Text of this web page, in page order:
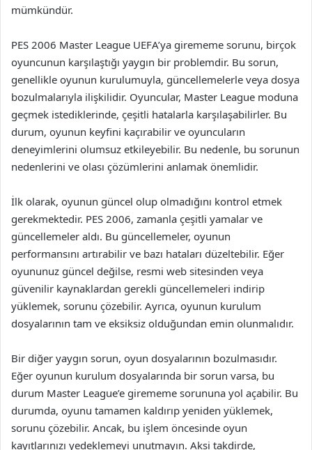
mümkündür.
PES 2006 Master League UEFA’ya girememe sorunu, birçok
oyuncunun karşılaştığı yaygın bir problemdir. Bu sorun,
genellikle oyunun kurulumuyla, güncellemelerle veya dosya
bozulmalarıyla ilişkilidir. Oyuncular, Master League moduna
geçmek istediklerinde, çeşitli hatalarla karşılaşabilirler. Bu
durum, oyunun keyfini kaçırabilir ve oyuncuların
deneyimlerini olumsuz etkileyebilir. Bu nedenle, bu sorunun
nedenlerini ve olası çözümlerini anlamak önemlidir.
İlk olarak, oyunun güncel olup olmadığını kontrol etmek
gerekmektedir. PES 2006, zamanla çeşitli yamalar ve
güncellemeler aldı. Bu güncellemeler, oyunun
performansını artırabilir ve bazı hataları düzeltebilir. Eğer
oyununuz güncel değilse, resmi web sitesinden veya
güvenilir kaynaklardan gerekli güncellemeleri indirip
yüklemek, sorunu çözebilir. Ayrıca, oyunun kurulum
dosyalarının tam ve eksiksiz olduğundan emin olunmalıdır.
Bir diğer yaygın sorun, oyun dosyalarının bozulmasıdır.
Eğer oyunun kurulum dosyalarında bir sorun varsa, bu
durum Master League’e girememe sorununa yol açabilir. Bu
durumda, oyunu tamamen kaldırıp yeniden yüklemek,
sorunu çözebilir. Ancak, bu işlem öncesinde oyun
kayıtlarınızı yedeklemeyi unutmayın. Aksi takdirde,